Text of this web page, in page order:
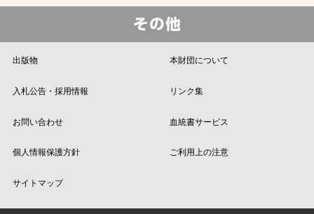
出版物 本財団について
入札公告・採用情報 リンク集
お問い合わせ 血統書サービス
個人情報保護方針 ご利用上の注意
サイトマップ